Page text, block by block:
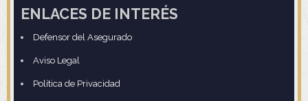
ENLACES DE INTERÉS
Defensor del Asegurado
Aviso Legal
Política de Privacidad